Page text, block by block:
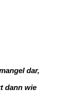
dar,
dann wie